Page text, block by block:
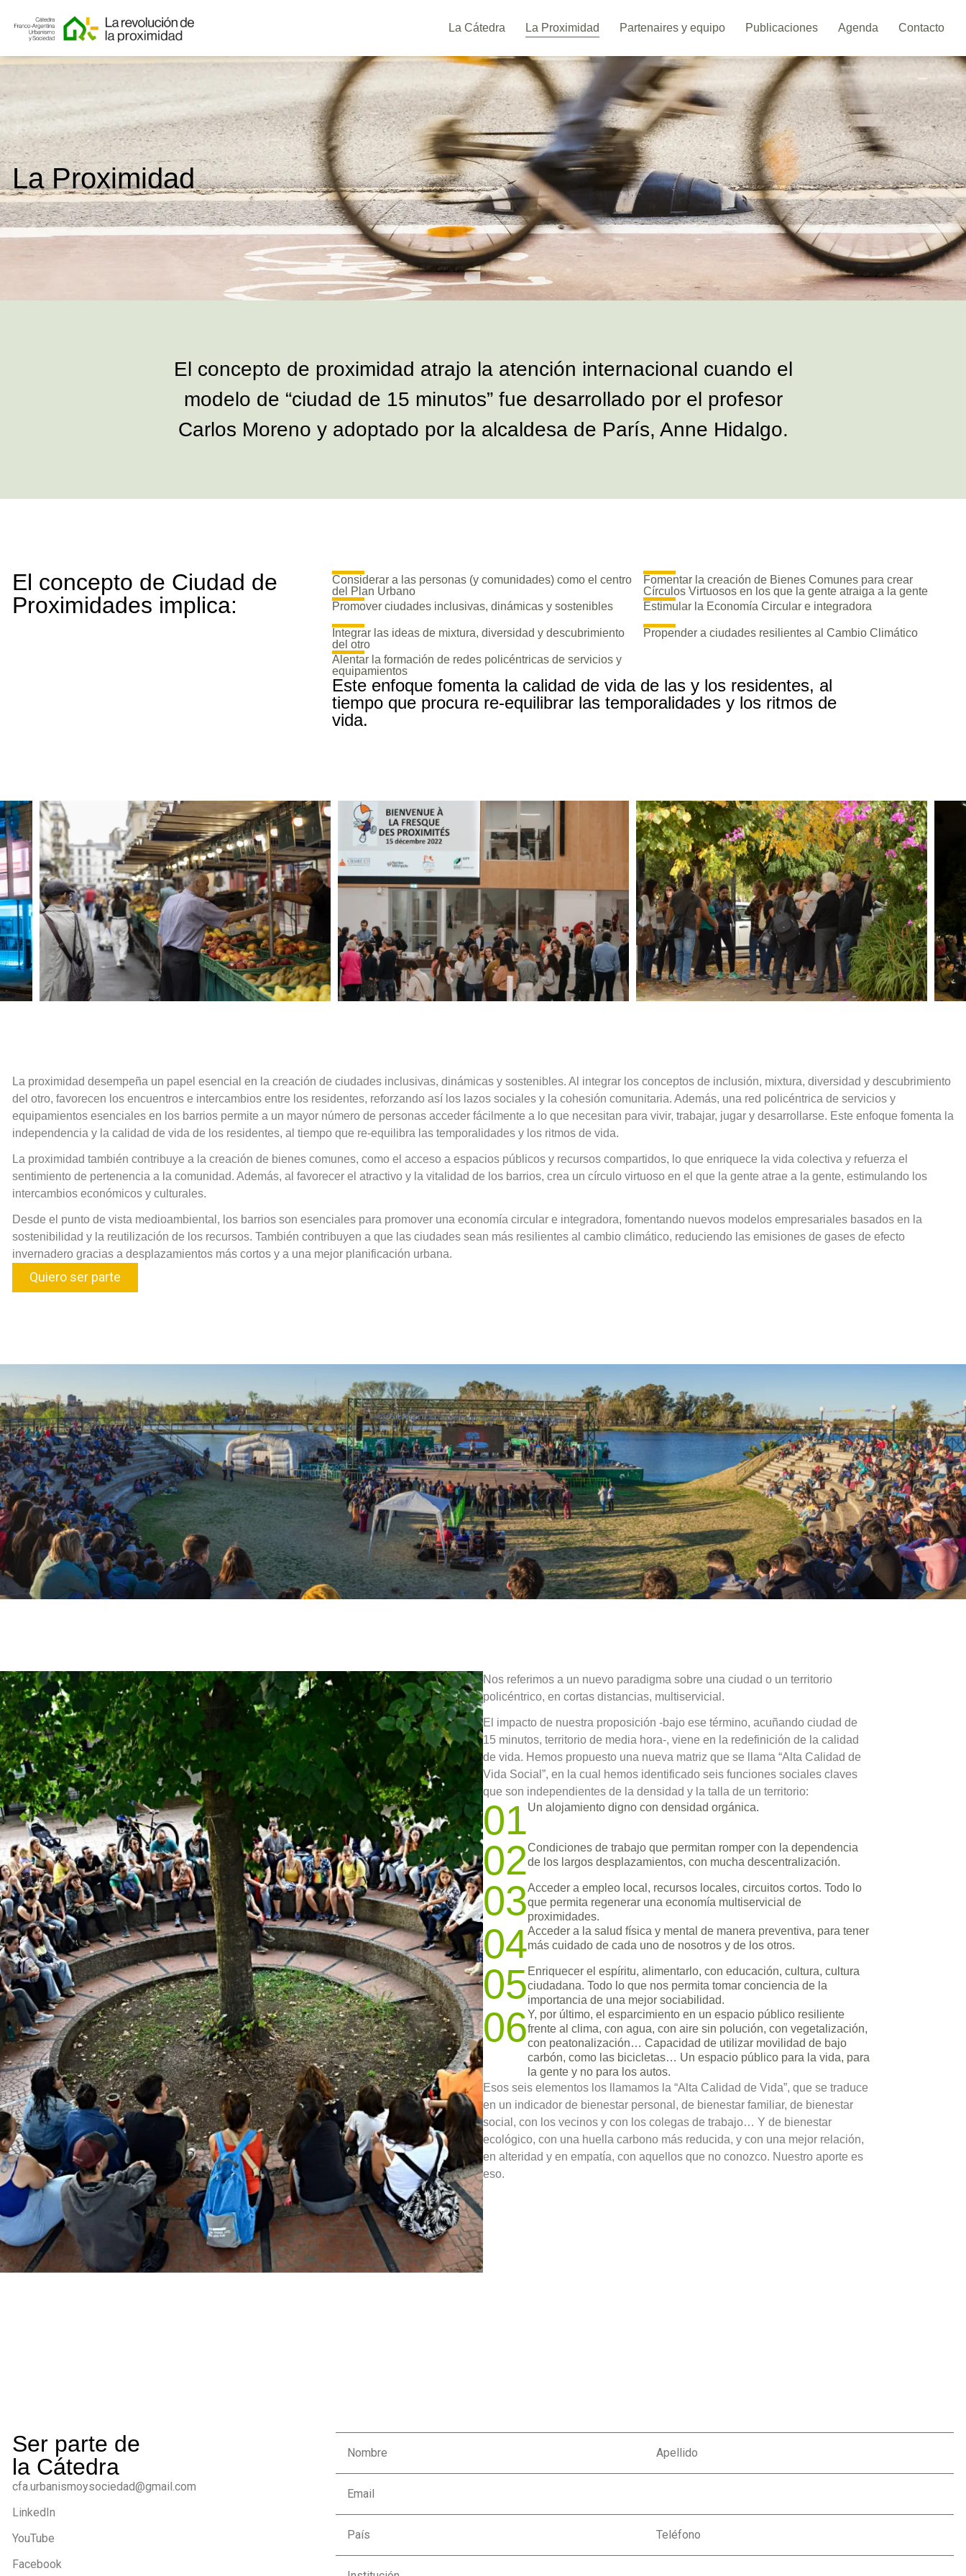
La Cátedra La Proximidad Partenaires y equipo Publicaciones Agenda Contacto
La Proximidad
El concepto de proximidad atrajo la atención internacional cuando el
modelo de “ciudad de 15 minutos” fue desarrollado por el profesor
Carlos Moreno y adoptado por la alcaldesa de París, Anne Hidalgo.
El concepto de Ciudad de
Proximidades implica:
Considerar a las personas (y comunidades) como el centro
del Plan Urbano
Fomentar la creación de Bienes Comunes para crear
Círculos Virtuosos en los que la gente atraiga a la gente
Promover ciudades inclusivas, dinámicas y sostenibles
Estimular la Economía Circular e integradora
Integrar las ideas de mixtura, diversidad y descubrimiento
del otro
Propender a ciudades resilientes al Cambio Climático
Alentar la formación de redes policéntricas de servicios y
equipamientos
Este enfoque fomenta la calidad de vida de las y los residentes, al
tiempo que procura re-equilibrar las temporalidades y los ritmos de
vida.
La proximidad desempeña un papel esencial en la creación de ciudades inclusivas, dinámicas y sostenibles. Al integrar los conceptos de inclusión, mixtura, diversidad y descubrimiento
del otro, favorecen los encuentros e intercambios entre los residentes, reforzando así los lazos sociales y la cohesión comunitaria. Además, una red policéntrica de servicios y
equipamientos esenciales en los barrios permite a un mayor número de personas acceder fácilmente a lo que necesitan para vivir, trabajar, jugar y desarrollarse. Este enfoque fomenta la
independencia y la calidad de vida de los residentes, al tiempo que re-equilibra las temporalidades y los ritmos de vida.
La proximidad también contribuye a la creación de bienes comunes, como el acceso a espacios públicos y recursos compartidos, lo que enriquece la vida colectiva y refuerza el
sentimiento de pertenencia a la comunidad. Además, al favorecer el atractivo y la vitalidad de los barrios, crea un círculo virtuoso en el que la gente atrae a la gente, estimulando los
intercambios económicos y culturales.
Desde el punto de vista medioambiental, los barrios son esenciales para promover una economía circular e integradora, fomentando nuevos modelos empresariales basados en la
sostenibilidad y la reutilización de los recursos. También contribuyen a que las ciudades sean más resilientes al cambio climático, reduciendo las emisiones de gases de efecto
invernadero gracias a desplazamientos más cortos y a una mejor planificación urbana.
Quiero ser parte
Nos referimos a un nuevo paradigma sobre una ciudad o un territorio
policéntrico, en cortas distancias, multiservicial.
El impacto de nuestra proposición -bajo ese término, acuñando ciudad de
15 minutos, territorio de media hora-, viene en la redefinición de la calidad
de vida. Hemos propuesto una nueva matriz que se llama “Alta Calidad de
Vida Social”, en la cual hemos identificado seis funciones sociales claves
que son independientes de la densidad y la talla de un territorio:
01Un alojamiento digno con densidad orgánica.
02Condiciones de trabajo que permitan romper con la dependencia
de los largos desplazamientos, con mucha descentralización.
03Acceder a empleo local, recursos locales, circuitos cortos. Todo lo
que permita regenerar una economía multiservicial de
proximidades.
04Acceder a la salud física y mental de manera preventiva, para tener
más cuidado de cada uno de nosotros y de los otros.
05 Enriquecer el espíritu, alimentarlo, con educación, cultura, cultura
ciudadana. Todo lo que nos permita tomar conciencia de la
importancia de una mejor sociabilidad.
06Y, por último, el esparcimiento en un espacio público resiliente
frente al clima, con agua, con aire sin polución, con vegetalización,
con peatonalización… Capacidad de utilizar movilidad de bajo
carbón, como las bicicletas… Un espacio público para la vida, para
la gente y no para los autos.
Esos seis elementos los llamamos la “Alta Calidad de Vida”, que se traduce
en un indicador de bienestar personal, de bienestar familiar, de bienestar
social, con los vecinos y con los colegas de trabajo… Y de bienestar
ecológico, con una huella carbono más reducida, y con una mejor relación,
en alteridad y en empatía, con aquellos que no conozco. Nuestro aporte es
eso.
Ser parte de
la Cátedra
cfa.urbanismoysociedad@gmail.com
LinkedIn
YouTube
Facebook